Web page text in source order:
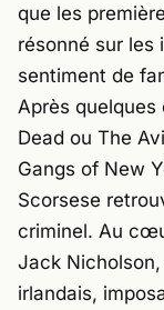
que les
résonné sur les
sentiment de
Après
Dead ou The
Gangs of New
Scorsese
criminel. Au
Jack Nicholson
irlandais,